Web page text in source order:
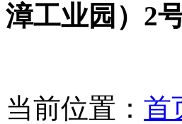
漳工业园）2
当前位置： 首